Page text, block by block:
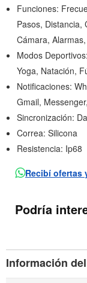
Funciones:
Pasos, Distancia,
Cámara,
Modos
Yoga, Natación,
Notificaciones:
Gmail,
Sincronización:
Correa: Silicona
Resistencia: Ip68
Recibí ofertas
Podría
Información